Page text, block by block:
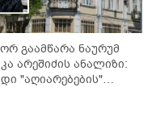
გაამწარა ნაურუმ
არეშიძის ანალიზი:
"აღიარებების"